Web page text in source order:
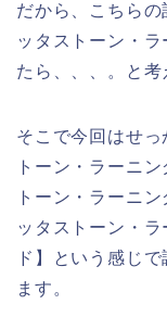
だから、こちら
ッタストーン・
たら、、、。と考
そこで今回はせ
トーン・ラーニ
トーン・ラーニ
ッタストーン・
ド】という感じ
ます。